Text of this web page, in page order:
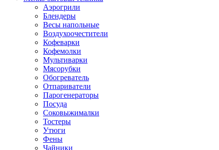
Аэрогрили
Блендеры
Весы напольные
Воздухоочестители
Кофеварки
Кофемолки
Мультиварки
Мясорубки
Обогреватель
Отпариватели
Парогенераторы
Посуда
Соковыжималки
Тостеры
Утюги
Фены
Чайники